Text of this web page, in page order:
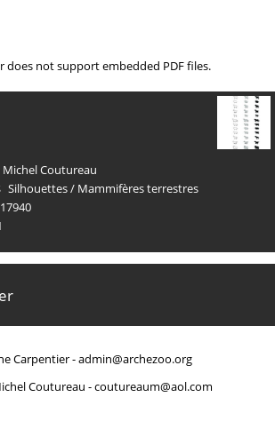
does not support embedded PDF files.
Michel Coutureau
Silhouettes/ Mammifères terrestres
17940
Carpentier -admin@archezoo.org
Coutureau -coutureaum@aol.com